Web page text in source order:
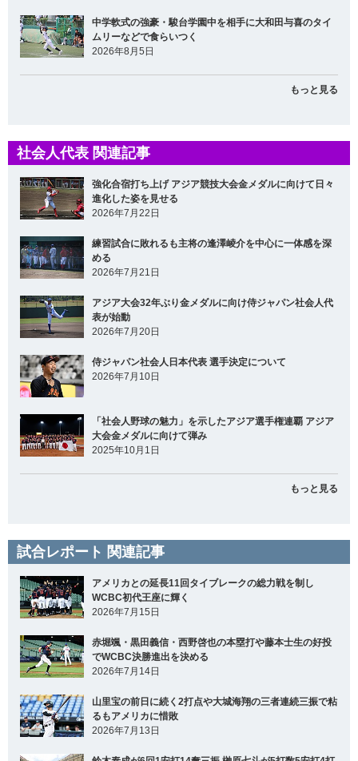
中学軟式の強豪・駿台学園中を相手に大和田与喜のタイ
ムリーなどで食らいつく
2026年8月5日
もっと見る
社会人代表 関連記事
強化合宿打ち上げ アジア競技大会金メダルに向けて日々
進化した姿を見せる
2026年7月22日
練習試合に敗れるも主将の逢澤崚介を中心に一体感を深
める
2026年7月21日
アジア大会32年ぶり金メダルに向け侍ジャパン社会人代
表が始動
2026年7月20日
侍ジャパン社会人日本代表 選手決定について
2026年7月10日
「社会人野球の魅力」を示したアジア選手権連覇 アジア
大会金メダルに向けて弾み
2025年10月1日
もっと見る
試合レポート 関連記事
アメリカとの延長11回タイブレークの総力戦を制し
WCBC初代王座に輝く
2026年7月15日
赤堀颯・黒田義信・西野啓也の本塁打や藤本士生の好投
でWCBC決勝進出を決める
2026年7月14日
山里宝の前日に続く2打点や大城海翔の三者連続三振で粘
るもアメリカに惜敗
2026年7月13日